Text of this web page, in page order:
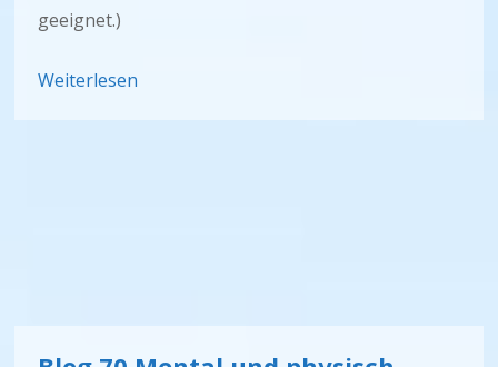
geeignet.)
Weiterlesen